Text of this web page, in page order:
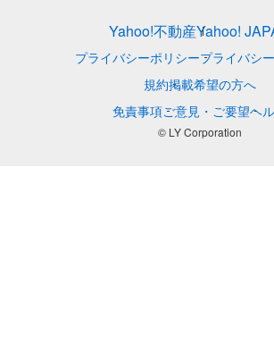
Yahoo!不動産Yahoo!
プライバシーポリシープライバシ
規約掲載希望の方へ
免責事項ご意見・ご要望ヘ
© LY Corporation